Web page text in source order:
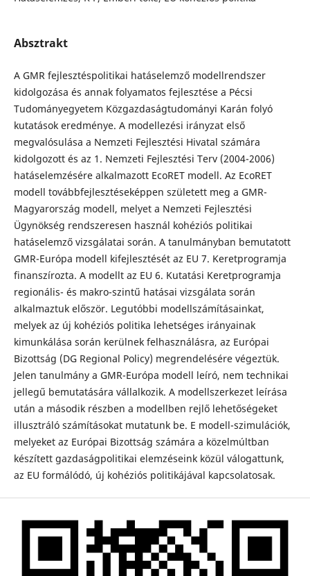
Absztrakt
A GMR fejlesztéspolitikai hatáselemző modellrendszer
kidolgozása és annak folyamatos fejlesztése a Pécsi
Tudományegyetem Közgazdaságtudományi Karán folyó
kutatások eredménye. A modellezési irányzat első
megvalósulása a Nemzeti Fejlesztési Hivatal számára
kidolgozott és az 1. Nemzeti Fejlesztési Terv (2004-2006)
hatáselemzésére alkalmazott EcoRET modell. Az EcoRET
modell továbbfejlesztéseképpen született meg a GMR-
Magyarország modell, melyet a Nemzeti Fejlesztési
Ügynökség rendszeresen használ kohéziós politikai
hatáselemző vizsgálatai során. A tanulmányban bemutatott
GMR-Európa modell kifejlesztését az EU 7. Keretprogramja
finanszírozta. A modellt az EU 6. Kutatási Keretprogramja
regionális- és makro-szintű hatásai vizsgálata során
alkalmaztuk először. Legutóbbi modellszámításainkat,
melyek az új kohéziós politika lehetséges irányainak
kimunkálása során kerülnek felhasználásra, az Európai
Bizottság (DG Regional Policy) megrendelésére végeztük.
Jelen tanulmány a GMR-Európa modell leíró, nem technikai
jellegű bemutatására vállalkozik. A modellszerkezet leírása
után a második részben a modellben rejlő lehetőségeket
illusztráló számításokat mutatunk be. E modell-szimulációk,
melyeket az Európai Bizottság számára a közelmúltban
készített gazdaságpolitikai elemzéseink közül válogattunk,
az EU formálódó, új kohéziós politikájával kapcsolatosak.